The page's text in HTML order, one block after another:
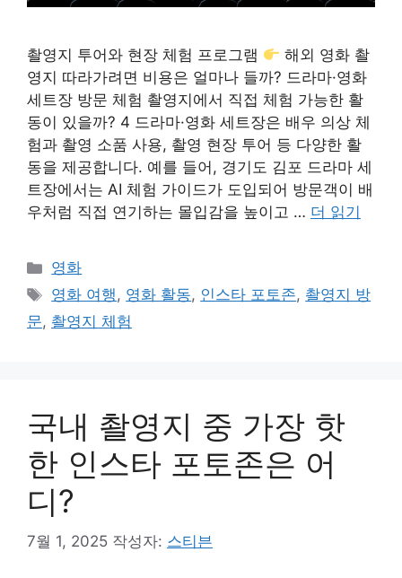
촬영지 투어와 현장 체험 프로그램
해외 영화 촬
영지 따라가려면 비용은 얼마나 들까? 드라마·영화
세트장 방문 체험 촬영지에서 직접 체험 가능한 활
동이 있을까? 4 드라마·영화 세트장은 배우 의상 체
험과 촬영 소품 사용, 촬영 현장 투어 등 다양한 활
동을 제공합니다. 예를 들어, 경기도 김포 드라마 세
트장에서는 AI 체험 가이드가 도입되어 방문객이 배
우처럼 직접 연기하는 몰입감을 높이고 … 더 읽기
카
테
리
영화
태
그
영화 여행, 영화 활동, 인스타 포토존, 촬영지 방
문, 촬영지 체험
국내 촬영지 중 가장 핫
한 인스타 포토존은 어
디?
7월 1, 2025 작성자: 스티븐